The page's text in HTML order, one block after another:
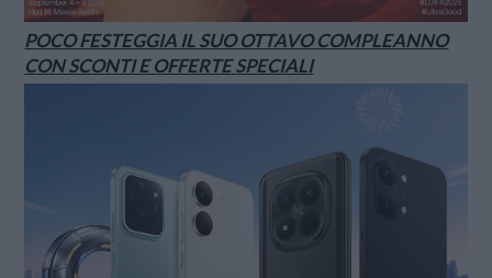
POCO FESTEGGIA IL SUO OTTAVO COMPLEANNO
CON SCONTI E OFFERTE SPECIALI